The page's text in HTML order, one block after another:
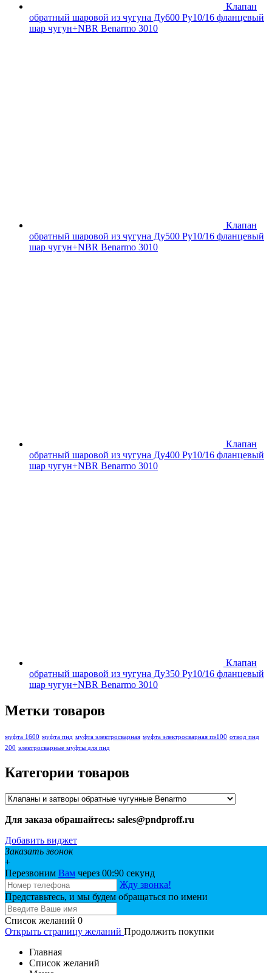
Клапан
обратный шаровой из чугуна Ду600 Ру10/16 фланцевый
шар чугун+NBR Benarmo 3010
Клапан
обратный шаровой из чугуна Ду500 Ру10/16 фланцевый
шар чугун+NBR Benarmo 3010
Клапан
обратный шаровой из чугуна Ду400 Ру10/16 фланцевый
шар чугун+NBR Benarmo 3010
Клапан
обратный шаровой из чугуна Ду350 Ру10/16 фланцевый
шар чугун+NBR Benarmo 3010
Метки товаров
муфта 1600 муфта пнд муфта электросварная муфта электросварная пэ100 отвод пнд
200 электросварные муфты для пнд
Категории товаров
Для заказа обрашайтесь: sales@pndproff.ru
Добавить виджет
Заказать звонок
+
Перезвоним Вам через 00:90 секунд
Жду звонка!
Представьтесь, и мы будем обращаться по имени
Список желаний 0
Открыть страницу желаний Продолжить покупки
Главная
Список желаний